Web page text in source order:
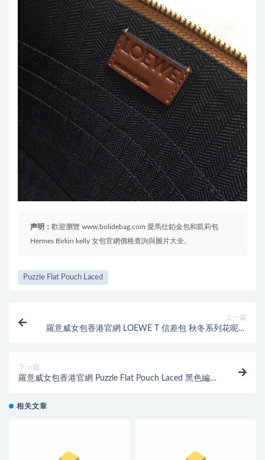
声明： 歡迎瀏覽 www.bolidebag.com 愛馬仕鉑金包和凱莉包
Hermes Birkin kelly 女包官網價格查詢與圖片大全。
Puzzle Flat Pouch Laced
上一篇
羅意威女包香港官網 LOEWE T 信差包 秋冬系列花呢格
下一篇
羅意威女包香港官網 Puzzle Flat Pouch Laced 黑色編織
相关文章